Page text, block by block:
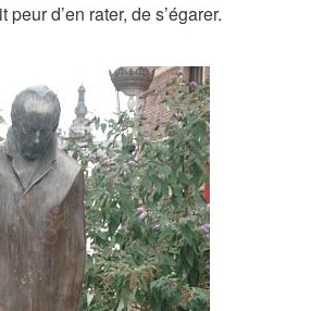
peur d’en rater, de s’égarer.